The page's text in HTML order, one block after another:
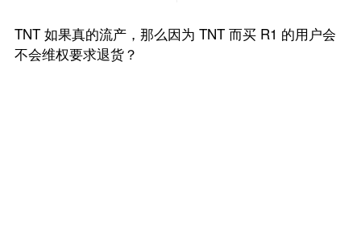
TNT 如果真的流产，那么因为 TNT 而买 R1 的用户会
不会维权要求退货？